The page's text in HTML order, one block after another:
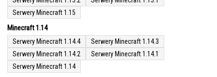
Serwery Minecraft 1.15
Minecraft 1.14
Serwery Minecraft 1.14.4
Serwery Minecraft 1.14.3
Serwery Minecraft 1.14.2
Serwery Minecraft 1.14.1
Serwery Minecraft 1.14